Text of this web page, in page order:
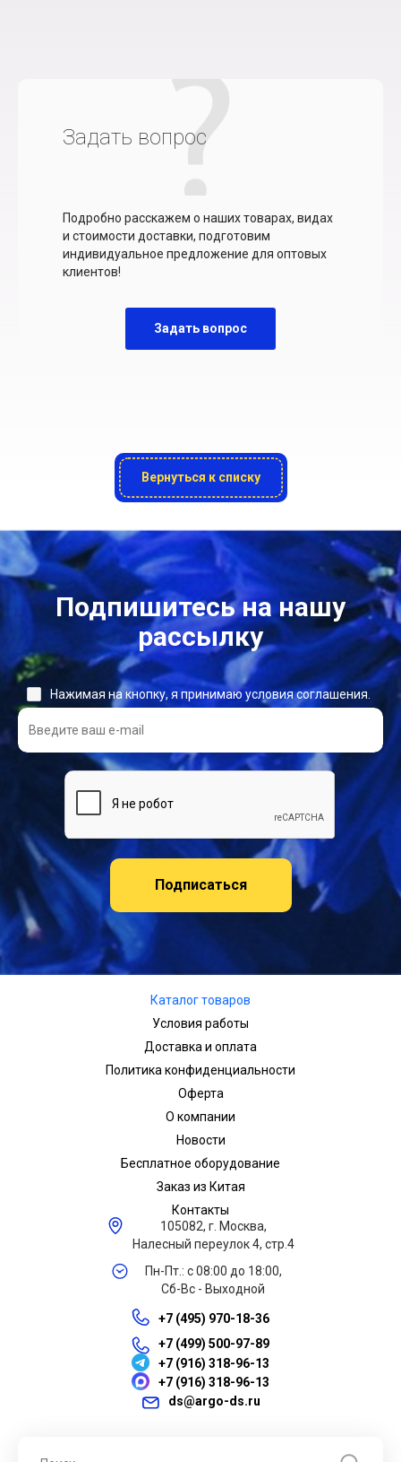
Задать вопрос
Подробно расскажем о наших товарах, видах
и стоимости доставки, подготовим
индивидуальное предложение для оптовых
клиентов!
Задать вопрос
Вернуться к списку
Подпишитесь на нашу
рассылку
Подписаться
Нажимая на кнопку, я принимаю условия соглашения.
Каталог товаров
Условия работы
Доставка и оплата
Политика конфиденциальности
Оферта
О компании
Новости
Бесплатное оборудование
Заказ из Китая
Контакты
105082, г. Москва,
Налесный переулок 4, стр.4
Пн-Пт.: с 08:00 до 18:00,
Сб-Вс - Выходной
+7 (495) 970-18-36
+7 (499) 500-97-89
+7 (916) 318-96-13
+7 (916) 318-96-13
ds@argo-ds.ru